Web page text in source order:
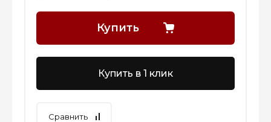
Купить
Купить в 1 клик
Сравнить